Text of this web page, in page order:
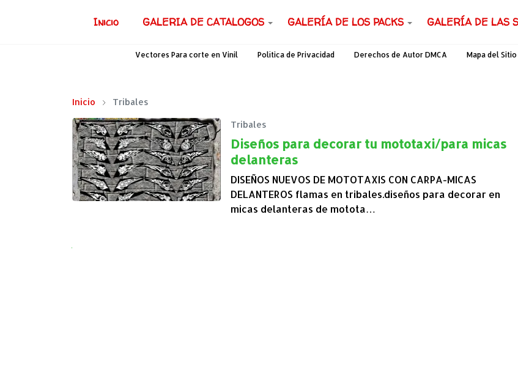
Inicio GALERIA DE CATALOGOS GALERÍA DE LOS PACKS GALERÍA DE LAS
Vectores Para corte en Vinil Política de Privacidad Derechos de Autor DMCA Mapa del
Inicio Tribales
Tribales
Diseños para decorar tu mototaxi/para micas
delanteras
DISEÑOS NUEVOS DE MOTOTAXIS CON CARPA-MICAS
DELANTEROS flamas en tribales.diseños para decorar en
micas delanteras de motota…